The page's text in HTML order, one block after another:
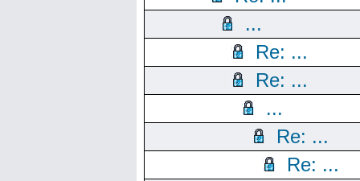
...
Re: ...
Re: ...
...
Re: ...
Re: ...